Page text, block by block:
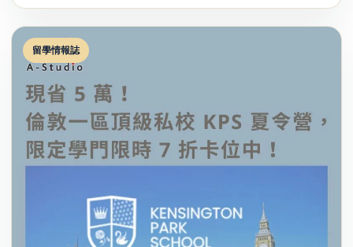
留學情報誌